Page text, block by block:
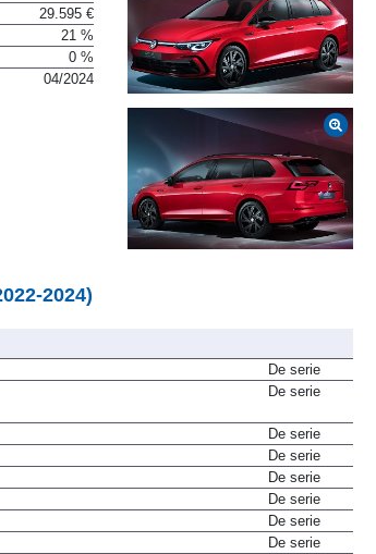
2.330 €
29.595 €
21 %
0 %
2024)
De serie
De serie
De serie
De serie
De serie
De serie